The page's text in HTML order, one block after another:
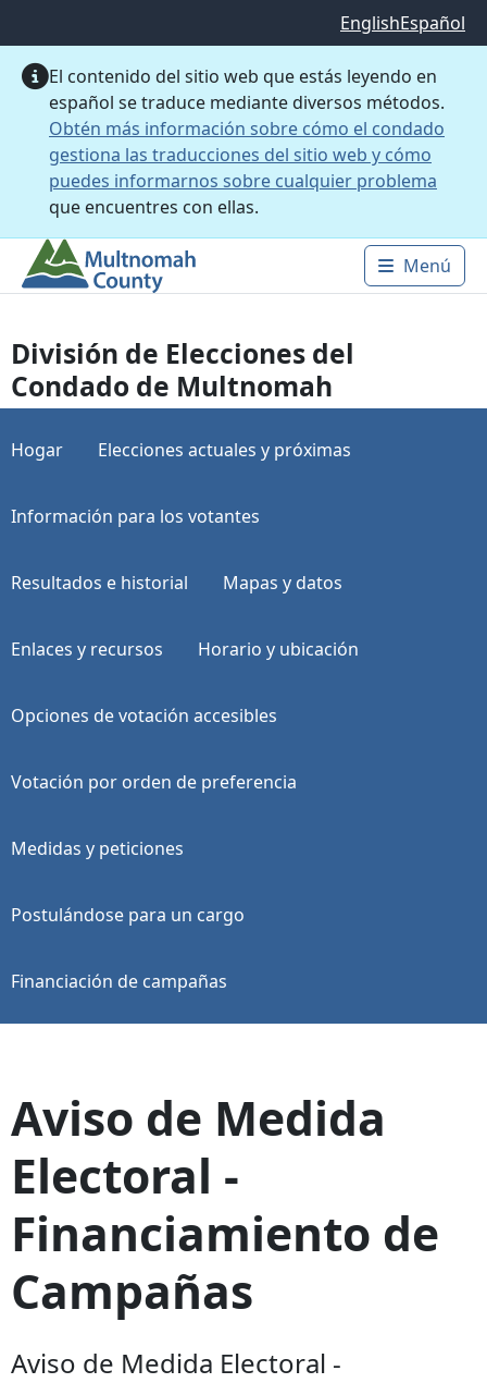
EnglishEspañol
El contenido del sitio web que estás leyendo en
español se traduce mediante diversos métodos.
Obtén más información sobre cómo el condado
gestiona las traducciones del sitio web y cómo
puedes informarnos sobre cualquier problema
que encuentres con ellas.
Main
Menú
División de Elecciones del
Condado de Multnomah
Hogar Elecciones actuales y próximas
Información para los votantes
Resultados e historial Mapas y datos
Enlaces y recursos Horario y ubicación
Opciones de votación accesibles
Votación por orden de preferencia
Medidas y peticiones
Postulándose para un cargo
Financiación de campañas
Aviso de Medida
Electoral -
Financiamiento de
Campañas
Aviso de Medida Electoral -